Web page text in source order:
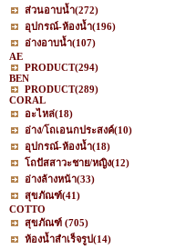
ส่วนอาบน้ำ(272)
อุปกรณ์-ห้องน้ำ(196)
อ่างอาบน้ำ(107)
AE
PRODUCT(294)
BEN
PRODUCT(289)
CORAL
อะไหล่(18)
อ่าง/โถเอนกประสงค์(10)
อุปกรณ์-ห้องน้ำ(18)
โถปัสสาวะชาย/หญิง(12)
อ่างล้างหน้า(33)
สุขภัณฑ์(41)
COTTO
สุขภัณฑ์ (705)
ห้องน้ำสำเร็จรูป(14)